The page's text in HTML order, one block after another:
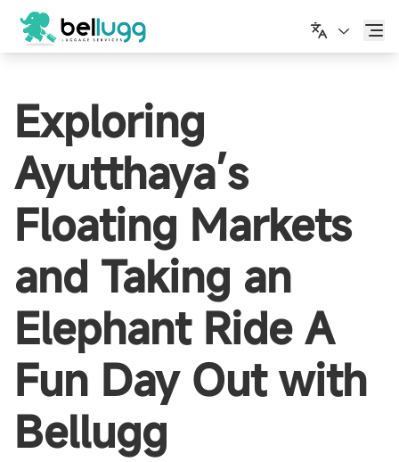
ไทย
Exploring
Ayutthaya’s
Floating Markets
and Taking an
Elephant Ride A
Fun Day Out with
Bellugg